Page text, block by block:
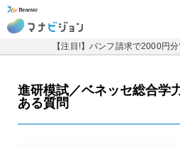
マナビジョン
【注目!】パンフ請求で2000円
進研模試／ベネッセ総合学
ある質問